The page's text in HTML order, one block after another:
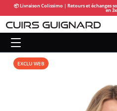
📦 Livraison Colissimo | Retours et échanges
en 3x
EXCLU WEB